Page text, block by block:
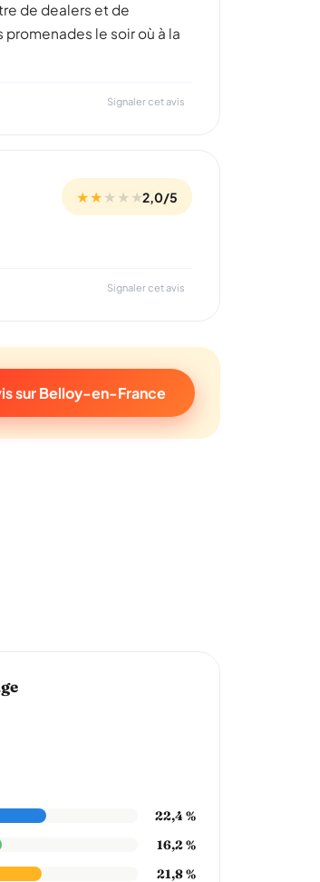
de dealers et de
le soir où à la
Signaler cet avis
★ ★★ ★ ★2,0/5
Signaler cet avis
sur Belloy-en-France
22,4 %
16,2 %
21,8 %